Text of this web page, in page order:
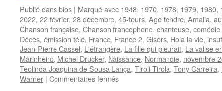
Publié dansbios | Marqué avec 1948, 1970, 1978, 1979, 1980,
2022, 22 février, 28 décembre, 45-tours, Age tendre, Amalia,
Chanson française, Chanson francophone, chanteuse,
Décès, émission télé, France, France 2, Gisors, Hola la vie,
Jean-Pierre Cassel, L'étrangère, La fille qui pleurait, La valise
Marinheiro, Michel Drucker, Naissance, Normandie, novembre
Teolinda Joaquina de Sousa Lança, Tiroli-Tirola, Tony Carreira,
Warner | Commentaires ferméssur